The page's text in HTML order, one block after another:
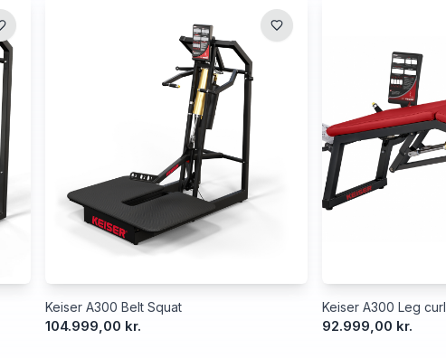
Keiser A300 Belt Squat
104.999,00 kr.
Keiser A300 Leg curl
92.999,00 kr.